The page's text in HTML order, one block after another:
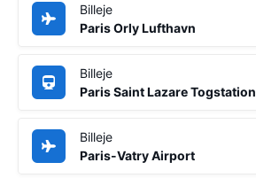
Billeje
Paris Orly Lufthavn
Billeje
Paris Saint Lazare Togstation
Billeje
Paris-Vatry Airport